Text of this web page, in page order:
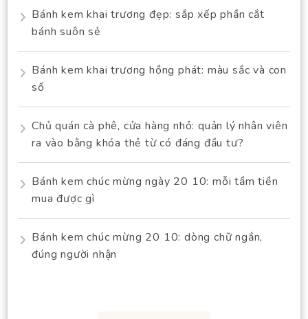
Bánh kem khai trương đẹp: sắp xếp phần cắt
bánh suôn sẻ
Bánh kem khai trương hồng phát: màu sắc và con
số
Chủ quán cà phê, cửa hàng nhỏ: quản lý nhân viên
ra vào bằng khóa thẻ từ có đáng đầu tư?
Bánh kem chúc mừng ngày 20 10: mỗi tầm tiền
mua được gì
Bánh kem chúc mừng 20 10: dòng chữ ngắn,
đúng người nhận